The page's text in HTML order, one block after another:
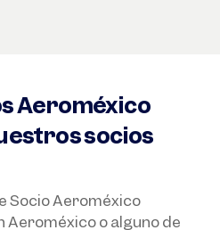
Aeroméxico
socios
Socio Aeroméxico
Aeroméxico o alguno de